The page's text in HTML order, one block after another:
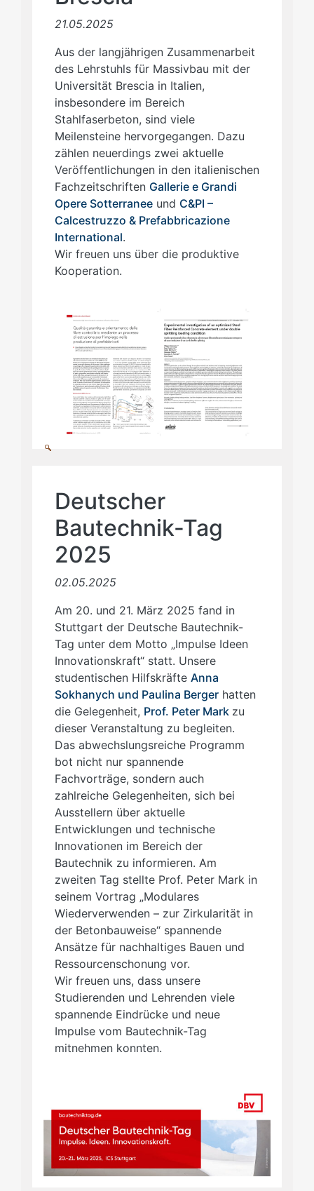
21.05.2025
Aus der langjährigen Zusammenarbeit
des Lehrstuhls für Massivbau mit der
Universität Brescia in Italien,
insbesondere im Bereich
Stahlfaserbeton, sind viele
Meilensteine hervorgegangen. Dazu
zählen neuerdings zwei aktuelle
Veröffentlichungen in den italienischen
Fachzeitschriften Gallerie e Grandi
Opere Sotterranee und C&PI –
Calcestruzzo & Prefabbricazione
International.
Wir freuen uns über die produktive
Kooperation.
Deutscher
Bautechnik-Tag
2025
02.05.2025
Am 20. und 21. März 2025 fand in
Stuttgart der Deutsche Bautechnik-
Tag unter dem Motto „Impulse Ideen
Innovationskraft“ statt. Unsere
studentischen Hilfskräfte Anna
Sokhanych und Paulina Berger hatten
die Gelegenheit, Prof. Peter Mark zu
dieser Veranstaltung zu begleiten.
Das abwechslungsreiche Programm
bot nicht nur spannende
Fachvorträge, sondern auch
zahlreiche Gelegenheiten, sich bei
Ausstellern über aktuelle
Entwicklungen und technische
Innovationen im Bereich der
Bautechnik zu informieren. Am
zweiten Tag stellte Prof. Peter Mark in
seinem Vortrag „Modulares
Wiederverwenden – zur Zirkularität in
der Betonbauweise“ spannende
Ansätze für nachhaltiges Bauen und
Ressourcenschonung vor.
Wir freuen uns, dass unsere
Studierenden und Lehrenden viele
spannende Eindrücke und neue
Impulse vom Bautechnik-Tag
mitnehmen konnten.